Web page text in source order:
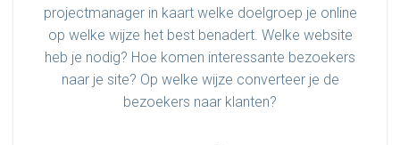
projectmanager in kaart welke doelgroep je online
op welke wijze het best benadert. Welke website
heb je nodig? Hoe komen interessante bezoekers
naar je site? Op welke wijze converteer je de
bezoekers naar klanten?